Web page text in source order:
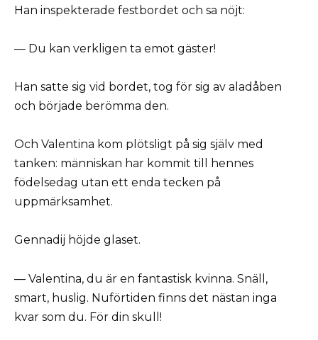
Han inspekterade festbordet och sa nöjt:
— Du kan verkligen ta emot gäster!
Han satte sig vid bordet, tog för sig av aladåben
och började berömma den.
Och Valentina kom plötsligt på sig själv med
tanken: människan har kommit till hennes
födelsedag utan ett enda tecken på
uppmärksamhet.
Gennadij höjde glaset.
— Valentina, du är en fantastisk kvinna. Snäll,
smart, huslig. Nuförtiden finns det nästan inga
kvar som du. För din skull!